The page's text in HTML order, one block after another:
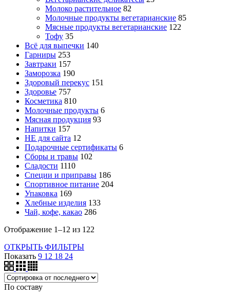
Молоко растительное 82
Молочные продукты вегетарианские 85
Мясные продукты вегетарианские 122
Тофу 35
Всё для выпечки 140
Гарниры 253
Завтраки 157
Заморозка 190
Здоровый перекус 151
Здоровье 757
Косметика 810
Молочные продукты 6
Мясная продукция 93
Напитки 157
НЕ для сайта 12
Подарочные сертификаты 6
Сборы и травы 102
Сладости 1110
Специи и приправы 186
Спортивное питание 204
Упаковка 169
Хлебные изделия 133
Чай, кофе, какао 286
Отображение 1–12 из 122
ОТКРЫТЬ ФИЛЬТРЫ
Показать 9 12 18 24
По составу